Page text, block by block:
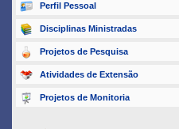
Perfil Pessoal
Disciplinas Ministradas
Projetos de Pesquisa
Atividades de Extensão
Projetos de Monitoria